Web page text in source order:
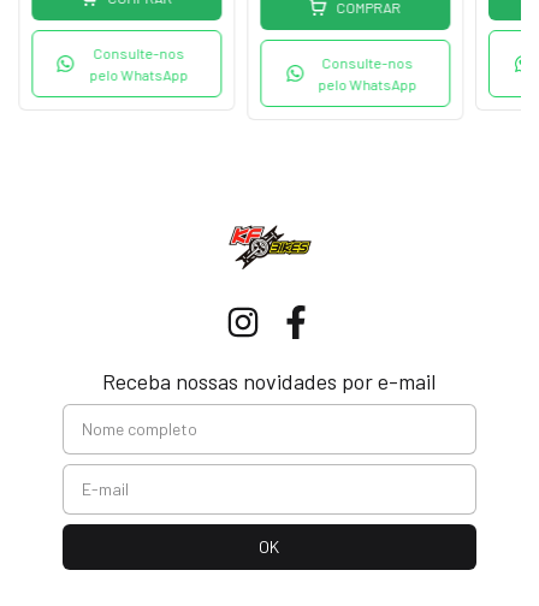
Consulte-nos
pelo WhatsApp
COMPRAR
Consulte-nos
pelo WhatsApp
Receba nossas novidades por e-mail